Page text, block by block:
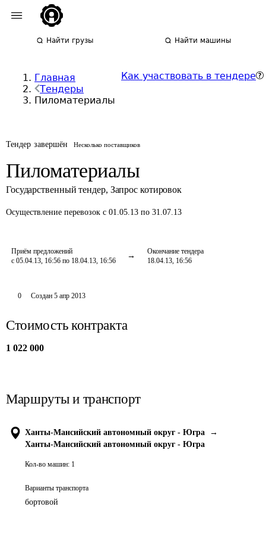
Найти грузы Найти машины
Главная
Тендеры
Пиломатериалы
Как участвовать в тендере
Тендер завершён Несколько поставщиков
Пиломатериалы
Государственный тендер, Запрос котировок
Осуществление перевозок с 01.05.13 по 31.07.13
Приём предложений
с 05.04.13, 16:56 по 18.04.13, 16:56
Окончание тендера
18.04.13, 16:56
0 Создан 5 апр 2013
Стоимость контракта
1 022 000
Маршруты и транспорт
Ханты-Мансийский автономный округ - Югра
→
Ханты-Мансийский автономный округ - Югра
Кол-во машин: 1
Варианты транспорта
бортовой